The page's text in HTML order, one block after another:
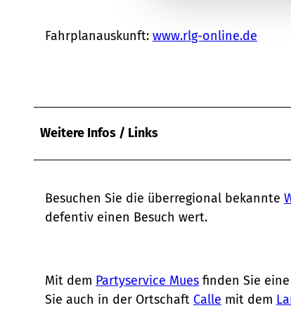
s
w
h
Fahrplanauskunft: www.rlg-online.de
Weitere Infos / Links
Besuchen Sie die überregional bekannte
defentiv einen Besuch wert.
Mit dem Partyservice Mues finden Sie eine
Sie auch in der Ortschaft Calle mit dem